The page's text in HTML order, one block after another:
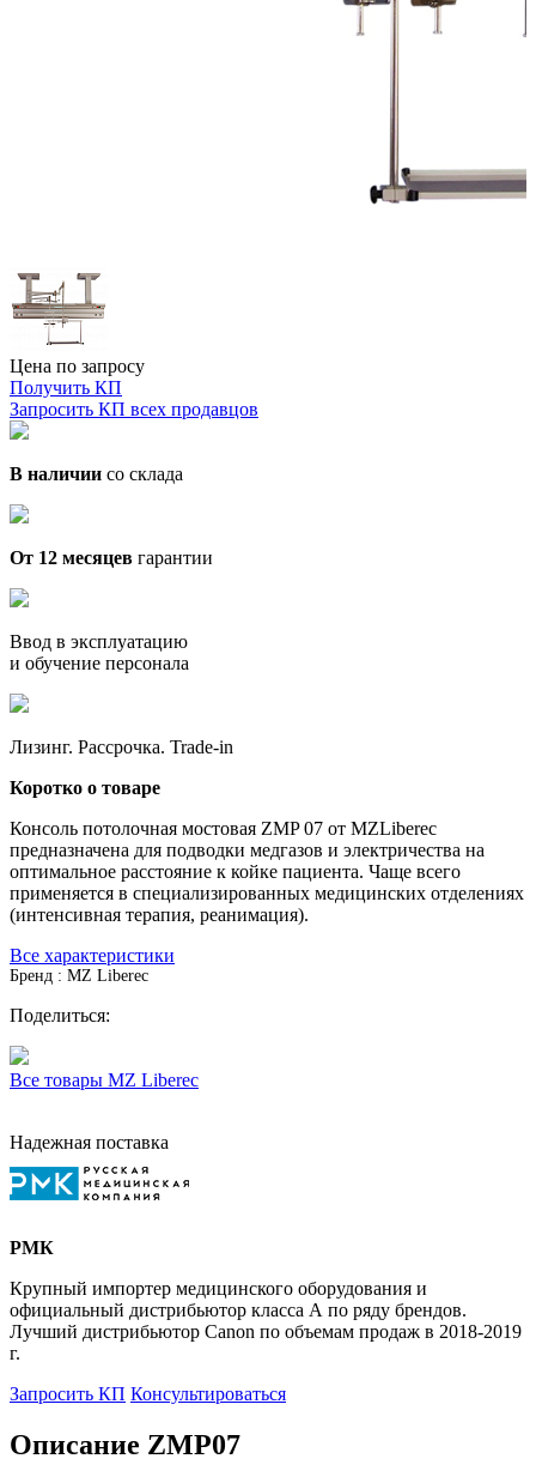
Цена по запросу
Получить КП
Запросить КП всех продавцов
В наличии со склада
От 12 месяцев гарантии
Ввод в эксплуатацию
и обучение персонала
Лизинг. Рассрочка. Trade-in
Коротко о товаре
Консоль потолочная мостовая ZMP 07 от MZLiberec
предназначена для подводки медгазов и электричества на
оптимальное расстояние к койке пациента. Чаще всего
применяется в специализированных медицинских отделениях
(интенсивная терапия, реанимация).
Все характеристики
Бренд : MZ Liberec
Поделиться:
Все товары MZ Liberec
Надежная поставка
РМК
Крупный импортер медицинского оборудования и
официальный дистрибьютор класса А по ряду брендов.
Лучший дистрибьютор Canon по объемам продаж в 2018-2019
г.
Запросить КП Консультироваться
Описание ZMP07